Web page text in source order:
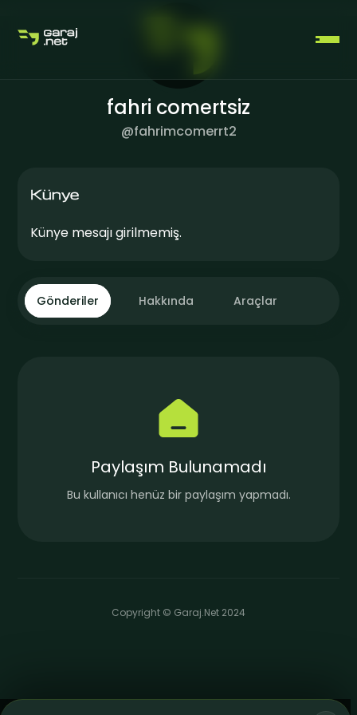
GIRIŞ YAP
fahri comertsiz
@fahrimcomerrt2
Künye
Künye mesajı girilmemiş.
Gönderiler Hakkında Araçlar
Paylaşım Bulunamadı
Bu kullanıcı henüz bir paylaşım yapmadı.
Copyright © Garaj.Net 2024